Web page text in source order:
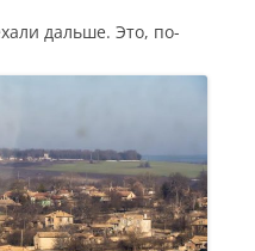
дальше. Это, по-